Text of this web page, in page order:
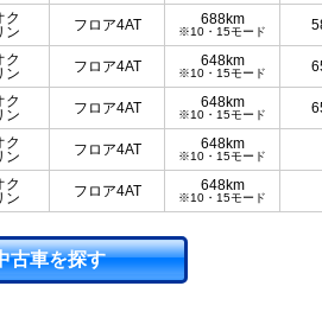
ク
ン
フロア4AT 688km
※10・15モード
ク
ン
フロア4AT 648km
※10・15モード
ク
ン
フロア4AT 648km
※10・15モード
ク
ン
フロア4AT 648km
※10・15モード
ク
ン
フロア4AT 648km
※10・15モード
古車を探す